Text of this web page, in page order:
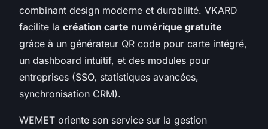
combinant design moderne et durabilité. VKARD
facilite la création carte numérique gratuite
grâce à un générateur QR code pour carte intégré,
un dashboard intuitif, et des modules pour
entreprises (SSO, statistiques avancées,
synchronisation CRM).
WEMET oriente son service sur la gestion